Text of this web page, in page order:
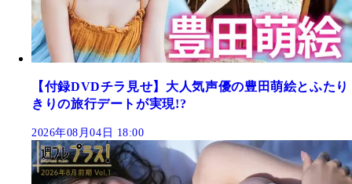
【付録DVDチラ見せ】大人気声優の豊田萌絵とふたり
きりの旅行デートが実現!?
2026年08月04日 18:00